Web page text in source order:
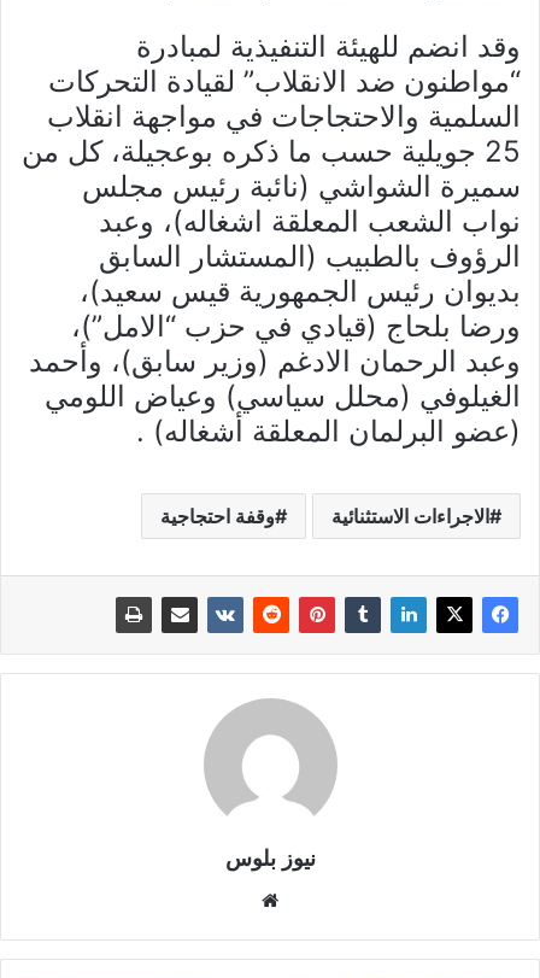
وقد انضم للهيئة التنفيذية لمبادرة
“مواطنون ضد الانقلاب” لقيادة التحركات
السلمية والاحتجاجات في مواجهة انقلاب
25 جويلية حسب ما ذكره بوعجيلة، كل من
سميرة الشواشي (نائبة رئيس مجلس
نواب الشعب المعلقة اشغاله)، وعبد
الرؤوف بالطبيب (المستشار السابق
بديوان رئيس الجمهورية قيس سعيد)،
ورضا بلحاج (قيادي في حزب “الامل”)،
وعبد الرحمان الادغم (وزير سابق)، وأحمد
الغيلوفي (محلل سياسي) وعياض اللومي
(عضو البرلمان المعلقة أشغاله) .
الاجراءات الاستثنائية وقفة احتجاجية
نيوز بلوس